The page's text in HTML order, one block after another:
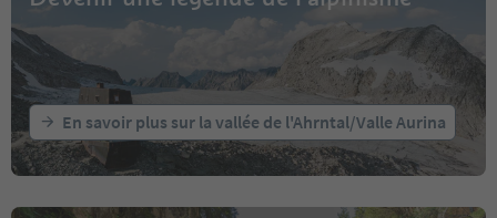
En savoir plus sur la vallée de l'Ahrntal/Valle Aurina